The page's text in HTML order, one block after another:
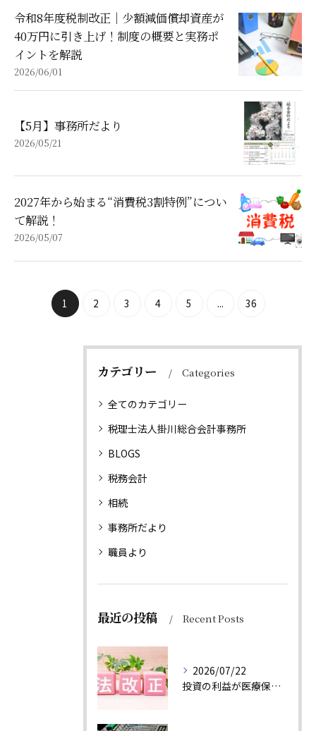
令和8年度税制改正｜少額減価償却資産が
40万円に引き上げ！制度の概要と実務ポ
イントを解説
2026/06/01
【5月】事務所だより
2026/05/21
2027年から始まる“消費税3割特例”につい
て解説！
2026/05/07
1 2 3 4 5 ... 36
カテゴリー Categories
全てのカテゴリー
税理士法人掛川総合会計事務所
BLOGS
税務会計
相続
事務所だより
職員より
最近の投稿 Recent Posts
2026/07/22
投資の利益が医療保険料に反映？健康保険法等の改正で変わる後期高齢者医療制度